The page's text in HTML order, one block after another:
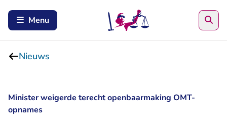
Menu
Nieuws
Minister weigerde terecht openbaarmaking OMT-
opnames